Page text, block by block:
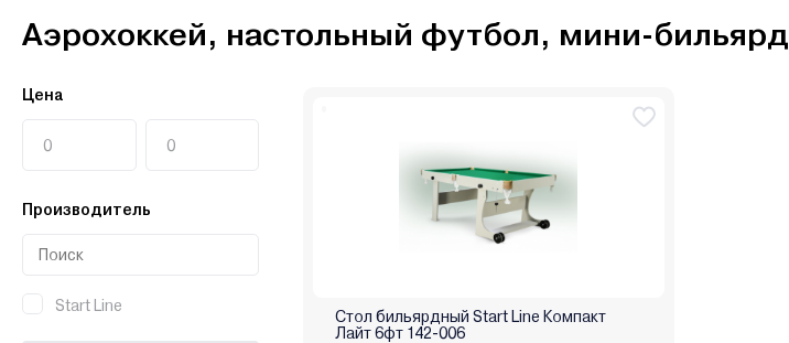
Аэрохоккей, настольный футбол, мини-бильярд
Цена
Производитель
Start Line
Стол бильярдный Start Line Компакт
Лайт 6фт 142-006